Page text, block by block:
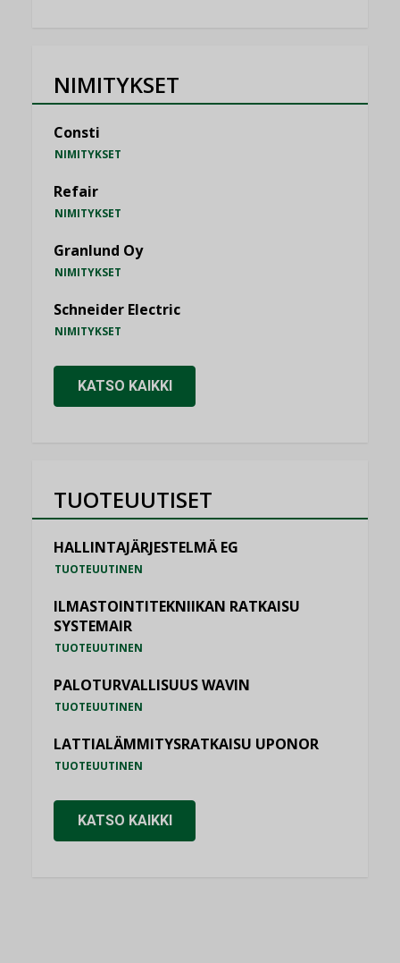
NIMITYKSET
Consti
NIMITYKSET
Refair
NIMITYKSET
Granlund Oy
NIMITYKSET
Schneider Electric
NIMITYKSET
KATSO KAIKKI
TUOTEUUTISET
HALLINTAJÄRJESTELMÄ EG
TUOTEUUTINEN
ILMASTOINTITEKNIIKAN RATKAISU
SYSTEMAIR
TUOTEUUTINEN
PALOTURVALLISUUS WAVIN
TUOTEUUTINEN
LATTIALÄMMITYSRATKAISU UPONOR
TUOTEUUTINEN
KATSO KAIKKI